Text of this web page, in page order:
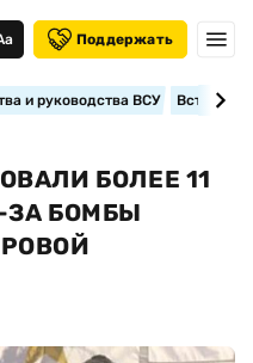
Поддержать
и руководства ВСУ
БОЛЕЕ 11
ЗА БОМБЫ